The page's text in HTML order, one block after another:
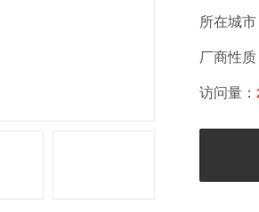
所在城市
厂商性质
访问量：